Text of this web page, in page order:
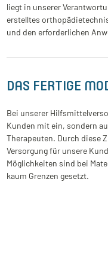
liegt in unserer
erstelltes
und den erforderlichen
DAS FERTIGE
Bei unserer
Kunden mit ein, sondern
Therapeuten. Durch diese
Versorgung für unsere
Möglichkeiten sind bei
kaum Grenzen gesetzt.